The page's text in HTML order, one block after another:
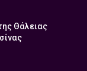
Θάλειας